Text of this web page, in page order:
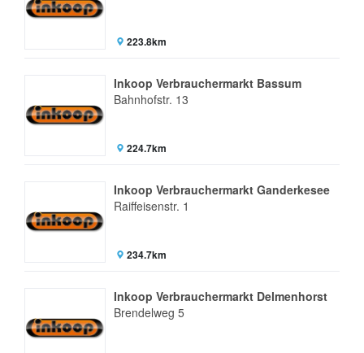
223.8km
Inkoop Verbrauchermarkt Bassum
Bahnhofstr. 13
224.7km
Inkoop Verbrauchermarkt Ganderkesee
Raiffeisenstr. 1
234.7km
Inkoop Verbrauchermarkt Delmenhorst
Brendelweg 5